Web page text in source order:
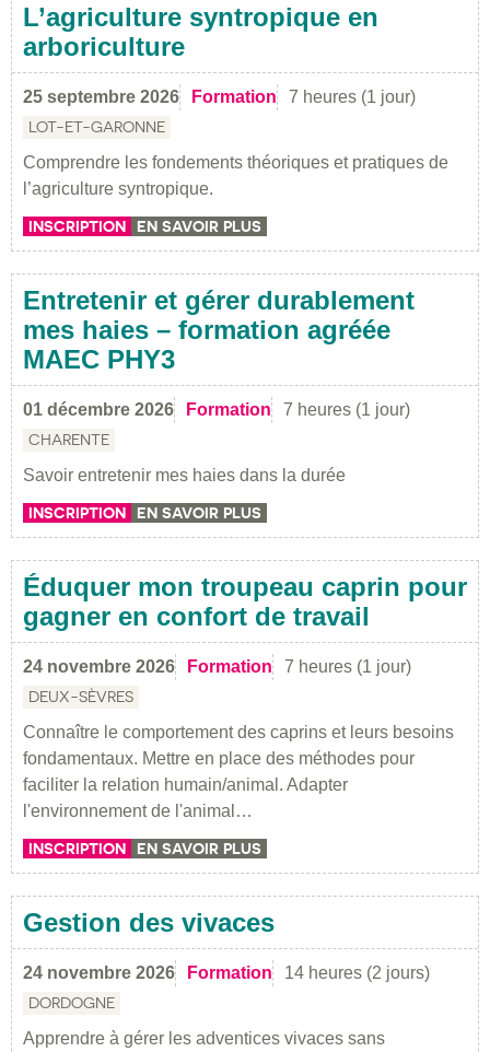
L’agriculture syntropique en
arboriculture
25 septembre 2026 Formation 7 heures (1 jour)
LOT-ET-GARONNE
Comprendre les fondements théoriques et pratiques de
l’agriculture syntropique.
INSCRIPTION EN SAVOIR PLUS
Entretenir et gérer durablement
mes haies – formation agréée
MAEC PHY3
01 décembre 2026 Formation 7 heures (1 jour)
CHARENTE
Savoir entretenir mes haies dans la durée
INSCRIPTION EN SAVOIR PLUS
Éduquer mon troupeau caprin pour
gagner en confort de travail
24 novembre 2026 Formation 7 heures (1 jour)
DEUX-SÈVRES
Connaître le comportement des caprins et leurs besoins
fondamentaux. Mettre en place des méthodes pour
faciliter la relation humain/animal. Adapter
l'environnement de l'animal…
INSCRIPTION EN SAVOIR PLUS
Gestion des vivaces
24 novembre 2026 Formation 14 heures (2 jours)
DORDOGNE
Apprendre à gérer les adventices vivaces sans